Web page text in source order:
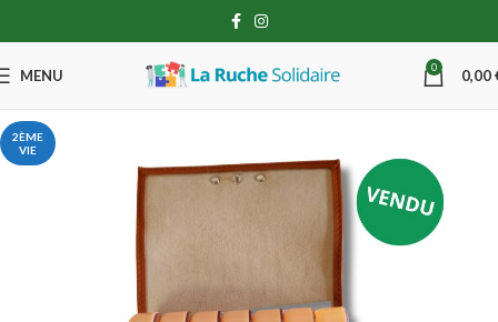
MENU 0 0,00
2ÈME
VIE